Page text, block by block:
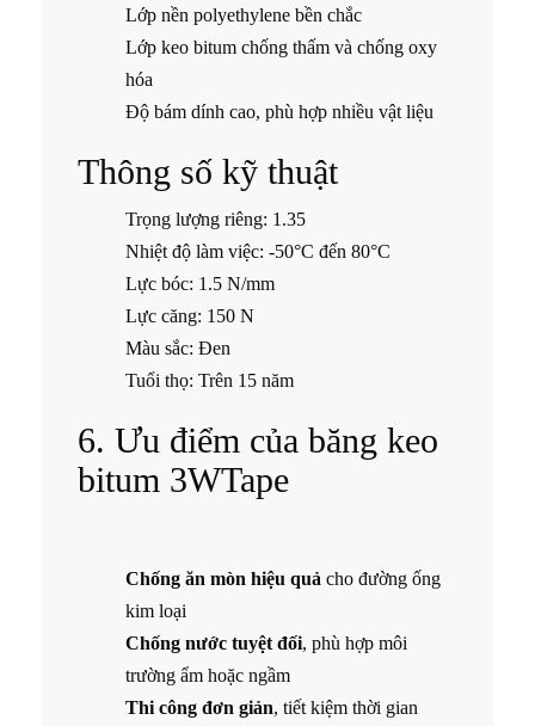
Lớp nền polyethylene bền chắc
Lớp keo bitum chống thấm và chống oxy
hóa
Độ bám dính cao, phù hợp nhiều vật liệu
Thông số kỹ thuật
Trọng lượng riêng: 1.35
Nhiệt độ làm việc: -50°C đến 80°C
Lực bóc: 1.5 N/mm
Lực căng: 150 N
Màu sắc: Đen
Tuổi thọ: Trên 15 năm
6. Ưu điểm của băng keo
bitum 3WTape
Chống ăn mòn hiệu quả cho đường ống
kim loại
Chống nước tuyệt đối, phù hợp môi
trường ẩm hoặc ngầm
Thi công đơn giản, tiết kiệm thời gian